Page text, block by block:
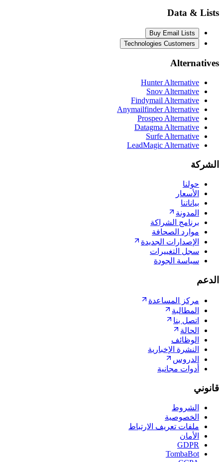
Data & Lists
Buy Email Lists
Technologies Customers
Alternatives
Hunter Alternative
Snov Alternative
Findymail Alternative
Anymailfinder Alternative
Prospeo Alternative
Datagma Alternative
Surfe Alternative
LeadMagic Alternative
الشركة
حولنا
الأسعار
بياناتنا
المدونة
برنامج الشراكة
موارد الصحافة
الإصدارات الجديدة
سجل التغييرات
سياسة الجودة
الدعم
مركز المساعدة
المطالبة
اتصل بنا
الحالة
الوظائف
النشرة الإخبارية
الدروس
أدوات مجانية
قانوني
الشروط
الخصوصية
ملفات تعريف الارتباط
الأمان
GDPR
TombaBot